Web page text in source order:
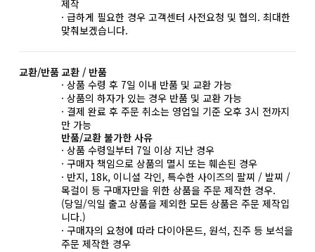
제작
· 급하게 필요한 경우 고객센터 사전요청 및 협의. 최대한
맞춰보겠습니다.
교환/반품 교환 / 반품
· 상품 수령 후 7일 이내 반품 및 교환 가능
· 상품의 하자가 있는 경우 반품 및 교환 가능
· 결제 완료 후 주문 취소는 영업일 기준 오후 3시 전까지
만 가능
반품/교환 불가한 사유
· 상품 수령일부터 7일 이상 지난 경우
· 구매자 책임으로 상품의 멸시 또는 훼손된 경우
· 반지, 18k, 이니셜 각인, 특수한 사이즈의 팔찌 / 발찌 /
목걸이 등 구매자만을 위한 상품을 주문 제작한 경우.
(당일/익일 출고 상품을 제외한 모든 상품은 주문 제작입
니다.)
· 구매자의 요청에 따라 다이아몬드, 원석, 진주 등 보석을
주문 제작한 경우